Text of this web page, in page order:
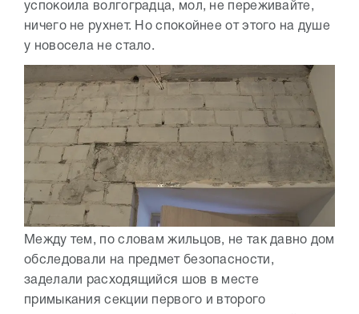
успокоила волгоградца, мол, не переживайте,
ничего не рухнет. Но спокойнее от этого на душе
у новосела не стало.
Между тем, по словам жильцов, не так давно дом
обследовали на предмет безопасности,
заделали расходящийся шов в месте
примыкания секции первого и второго